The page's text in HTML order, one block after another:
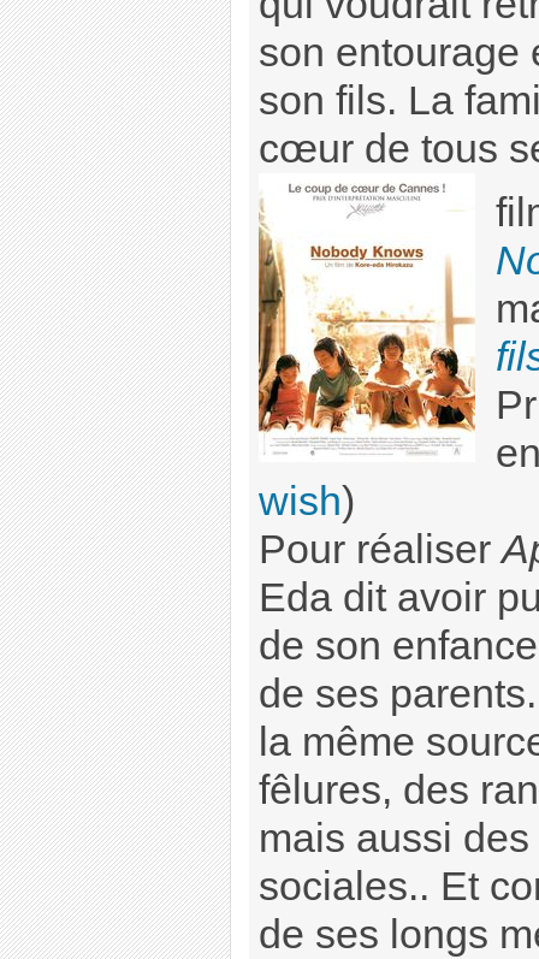
son entourage
son fils. La
cœur de tous
wish)
Pour réaliser
Eda dit avoir
de son
de ses
la même
fêlures, des
mais aussi
sociales.. Et
de ses longs